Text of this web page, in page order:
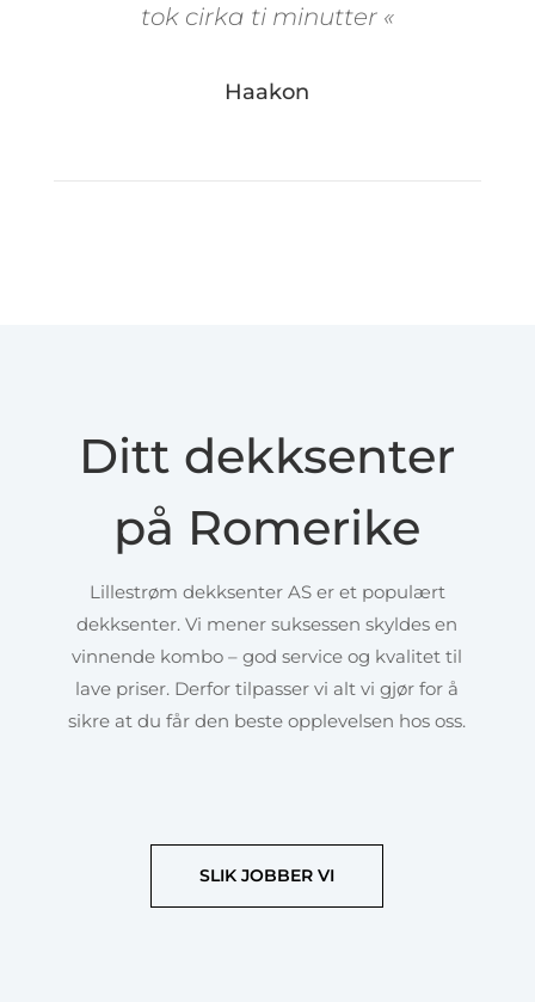
tok cirka ti minutter «
Haakon
Ditt dekksenter
på Romerike
Lillestrøm dekksenter AS er et populært
dekksenter.Vi mener suksessen skyldes en
vinnende kombo – god service og kvalitet til
lave priser. Derfor tilpasser vi alt vi gjør for å
sikre at du får den beste opplevelsen hos oss.
SLIK JOBBER VI